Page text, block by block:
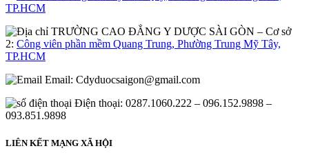
TP.HCM
– Cơ sở
2: Công viên phần mềm Quang Trung, Phường Trung Mỹ Tây,
TP.HCM
Email: Cdyduocsaigon@gmail.com
Điện thoại: 0287.1060.222 – 096.152.9898 –
093.851.9898
LIÊN KẾT MẠNG XÃ HỘI